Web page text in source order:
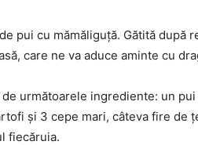
pui cu mămăliguță. Gătită după
care ne va aduce aminte cu
următoarele ingrediente: un pui
și 3 cepe mari, câteva fire de
fiecăruia.